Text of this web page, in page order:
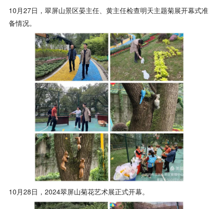
10月27日，翠屏山景区晏主任、黄主任检查明天主题菊展开幕式准
备情况。
10月28日，2024翠屏山菊花艺术展正式开幕。